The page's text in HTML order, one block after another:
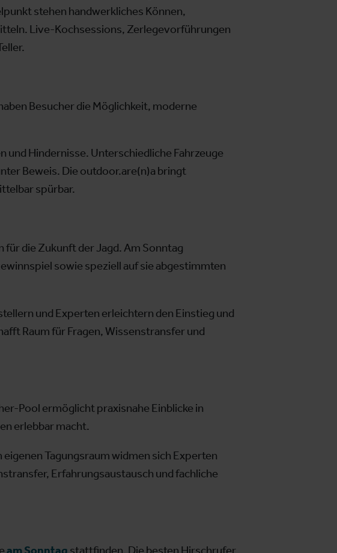
stehen handwerkliches Können,
Live-Kochsessions, Zerlegevorführungen
Besucher die Möglichkeit, moderne
und Hindernisse. Unterschiedliche Fahrzeuge
Beweis. Die outdoor.are(n)a bringt
spürbar.
für die Zukunft der Jagd. Am Sonntag
sowie speziell auf sie abgestimmten
und Experten erleichtern den Einstieg und
Raum für Fragen, Wissenstransfer und
Pool ermöglicht praxisnahe Einblicke in
erlebbar macht.
Tagungsraum widmen sich Experten
Erfahrungsaustausch und fachliche
am Sonntag stattfinden. Die besten Hirschrufer